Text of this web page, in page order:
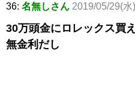
36: 名無しさん 2019/05/29(
30万頭金にロレックス買
無金利だし